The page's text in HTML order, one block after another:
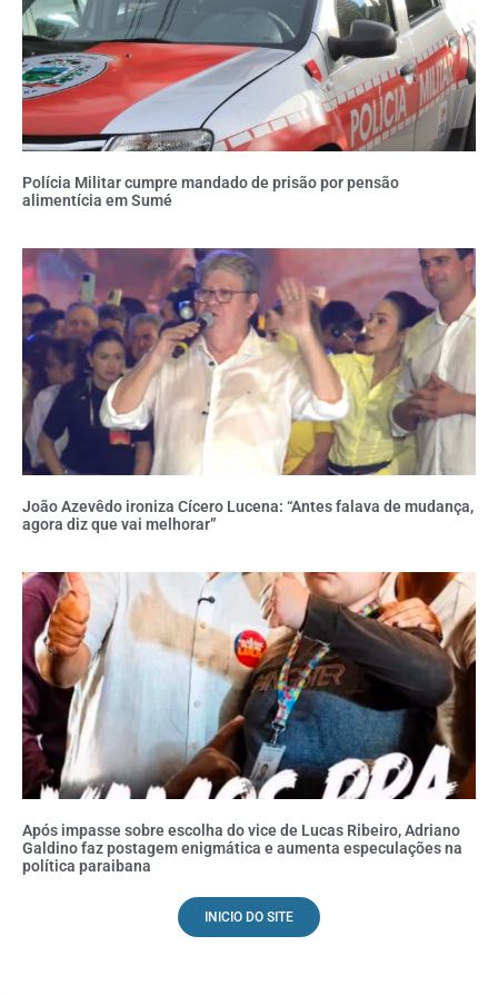
Polícia Militar cumpre mandado de prisão por pensão
alimentícia em Sumé
João Azevêdo ironiza Cícero Lucena: “Antes falava de mudança,
agora diz que vai melhorar”
Após impasse sobre escolha do vice de Lucas Ribeiro, Adriano
Galdino faz postagem enigmática e aumenta especulações na
política paraibana
INICIO DO SITE